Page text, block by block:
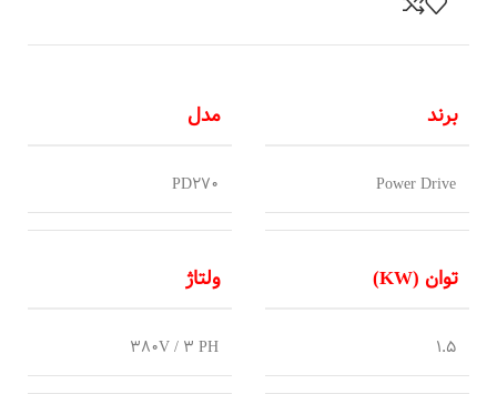
برند
Power Drive
مدل
PD270
توان (KW)
1.5
ولتاژ
380V / 3 PH